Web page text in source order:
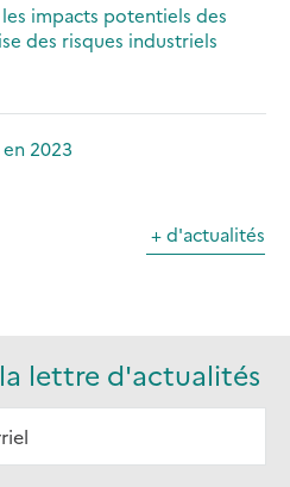
impacts potentiels des
des risques industriels
2023
+ d'actualités
lettre d'actualités